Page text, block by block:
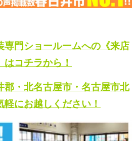
専門ショールームへの《来店
はコチラから！
郡・北名古屋市・名古屋市北
軽にお越しください！